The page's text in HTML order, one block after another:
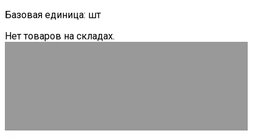
Базовая единица: шт
Нет товаров на складах.